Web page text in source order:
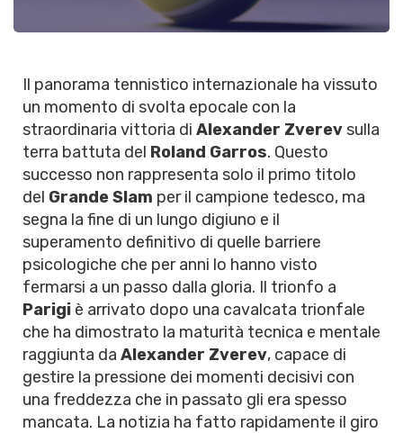
Il panorama tennistico internazionale ha vissuto
un momento di svolta epocale con la
straordinaria vittoria di Alexander Zverev sulla
terra battuta del Roland Garros. Questo
successo non rappresenta solo il primo titolo
del Grande Slam per il campione tedesco, ma
segna la fine di un lungo digiuno e il
superamento definitivo di quelle barriere
psicologiche che per anni lo hanno visto
fermarsi a un passo dalla gloria. Il trionfo a
Parigi è arrivato dopo una cavalcata trionfale
che ha dimostrato la maturità tecnica e mentale
raggiunta da Alexander Zverev, capace di
gestire la pressione dei momenti decisivi con
una freddezza che in passato gli era spesso
mancata. La notizia ha fatto rapidamente il giro